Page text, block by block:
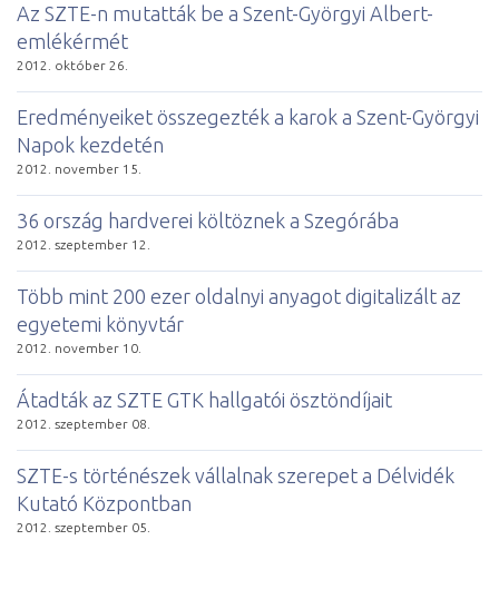
Az SZTE-n mutatták be a Szent-Györgyi Albert-
emlékérmét
2012. október 26.
Eredményeiket összegezték a karok a Szent-Györgyi
Napok kezdetén
2012. november 15.
36 ország hardverei költöznek a Szegórába
2012. szeptember 12.
Több mint 200 ezer oldalnyi anyagot digitalizált az
egyetemi könyvtár
2012. november 10.
Átadták az SZTE GTK hallgatói ösztöndíjait
2012. szeptember 08.
SZTE-s történészek vállalnak szerepet a Délvidék
Kutató Központban
2012. szeptember 05.